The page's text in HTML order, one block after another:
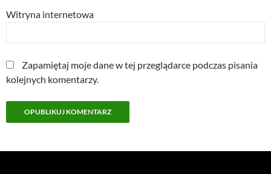
Witryna internetowa
Zapamiętaj moje dane w tej przeglądarce podczas pisania
kolejnych komentarzy.